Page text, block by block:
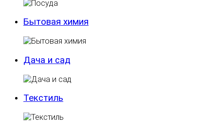
Бытовая химия
Дача и сад
Текстиль